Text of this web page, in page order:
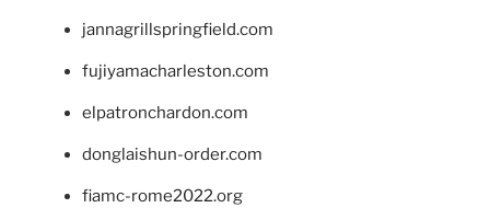
jannagrillspringfield.com
fujiyamacharleston.com
elpatronchardon.com
donglaishun-order.com
fiamc-rome2022.org